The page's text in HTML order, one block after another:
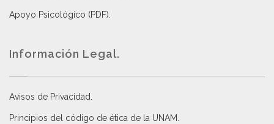
Apoyo Psicológico (PDF)
Información Legal.
Avisos de Privacidad
Principios del código de ética de la UNAM